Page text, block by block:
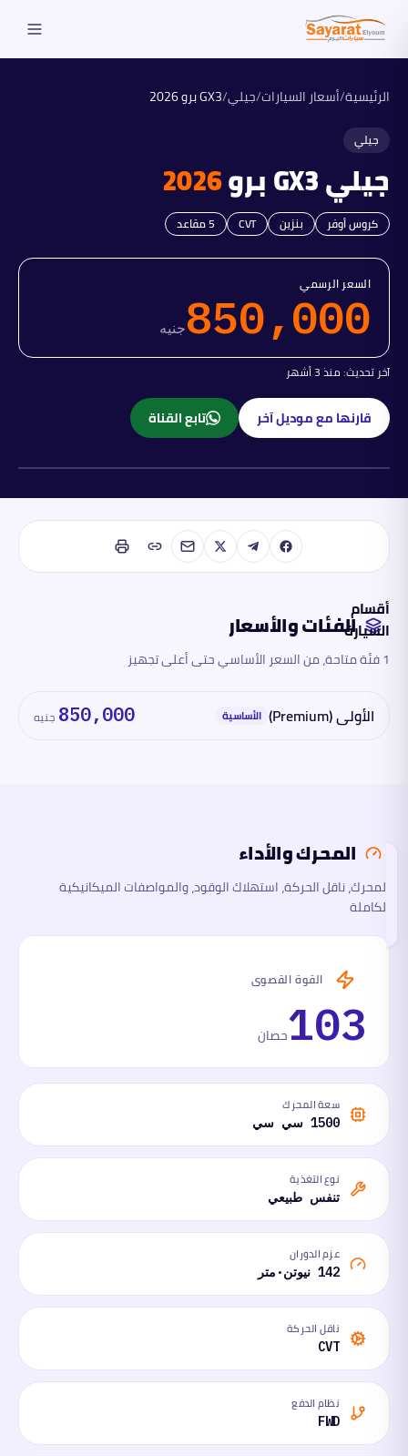
الرئيسية/أسعار السيارات/جيلي/GX3 برو 2026
جيلي
جيليGX3 برو 2026
كروس أوفر بنزين CVT
5مقاعد
السعر الرسمي
850,000جنيه
آخر تحديث:منذ 3 أشهر
قارنها مع موديل آخر تابع القناة
أقسام
السيارة
الفئات
السلامة
والتقنية
تقرأ
ما
لها
وما
عليها
الفئات والأسعار
1 فئة متاحة، من السعر الأساسي حتى أعلى تجهيز
الأولى (Premium) الأساسية 850,000 جنيه
المحرك والأداء
المحرك، ناقل الحركة، استهلاك الوقود، والمواصفات الميكانيكية
الكاملة
القوة القصوى
103حصان
سعة المحرك
1500 سي سي
نوع التغذية
تنفس طبيعي
عزم الدوران
142 نيوتن·متر
ناقل الحركة
CVT
نظام الدفع
FWD